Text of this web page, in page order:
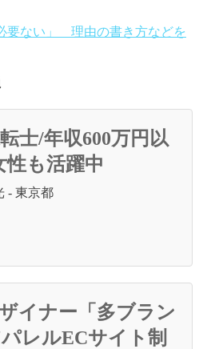
要ない」 理由の書き方などを
士/年収600万円以
も活躍中
- 東京都
イナー「多ブラン
レルECサイト制